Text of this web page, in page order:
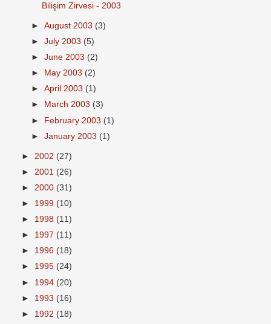
Bilişim Zirvesi - 2003
►August 2003 (3)
►July 2003 (5)
►June 2003 (2)
►
May 2003 (2)
►April 2003 (1)
►
March 2003 (3)
► February 2003 (1)
►January 2003 (1)
► 2002 (27)
► 2001 (26)
► 2000 (31)
► 1999 (10)
► 1998 (11)
► 1997 (11)
► 1996 (18)
► 1995 (24)
► 1994 (20)
► 1993 (16)
► 1992 (18)